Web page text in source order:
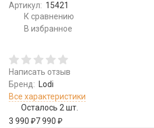
Артикул: 15421
К сравнению
В избранное
Написать отзыв
Бренд:
Lodi
Все характеристики
Осталось 2 шт.
3 990 ₽7 990 ₽